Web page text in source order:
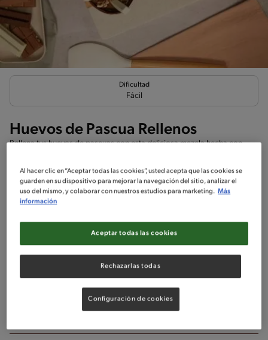
Dificultad
Fácil
Huevos de Pascua Rellenos
Rellena tus huevos de pascuas con esta deliciosa mezcla hecha con
Ingredientes
Cobertura De Chocolate Nestlé, cantidad necesaria
Al hacer clic en “Aceptar todas las cookies”, usted acepta que las cookies se
guarden en su dispositivo para mejorar la navegación del sitio, analizar el
uso del mismo, y colaborar con nuestros estudios para marketing. Más
información
Rechazarlas todas
Aceptar todas las cookies
Configuración de cookies